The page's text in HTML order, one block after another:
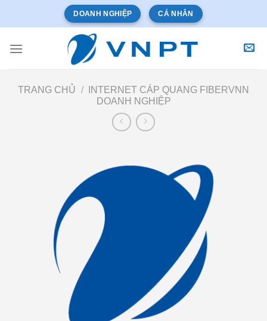
dung
DOANH NGHIỆP CÁ NHÂN
TRANG CHỦ /
INTERNET CÁP QUANG FIBERVNN
DOANH NGHIỆP